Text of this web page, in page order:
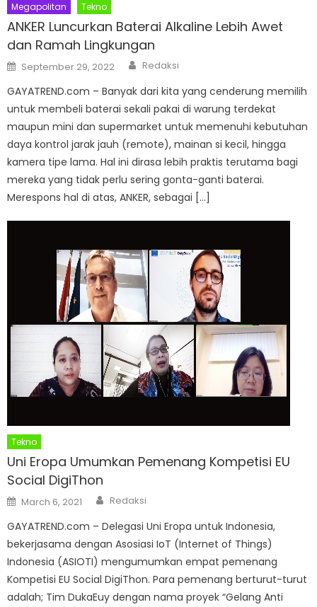
Megapolitan Tekno
ANKER Luncurkan Baterai Alkaline Lebih Awet
dan Ramah Lingkungan
Posted
on
September 29, 2022 Author
Redaksi
GAYATREND.com – Banyak dari kita yang cenderung memilih
untuk membeli baterai sekali pakai di warung terdekat
maupun mini dan supermarket untuk memenuhi kebutuhan
daya kontrol jarak jauh (remote), mainan si kecil, hingga
kamera tipe lama. Hal ini dirasa lebih praktis terutama bagi
mereka yang tidak perlu sering gonta-ganti baterai.
Merespons hal di atas, ANKER, sebagai […]
Tekno
Uni Eropa Umumkan Pemenang Kompetisi EU
Social DigiThon
Posted
on
March 6, 2021 Author
Redaksi
GAYATREND.com – Delegasi Uni Eropa untuk Indonesia,
bekerjasama dengan Asosiasi IoT (Internet of Things)
Indonesia (ASIOTI) mengumumkan empat pemenang
Kompetisi EU Social DigiThon. Para pemenang berturut-turut
adalah; Tim DukaEuy dengan nama proyek “Gelang Anti